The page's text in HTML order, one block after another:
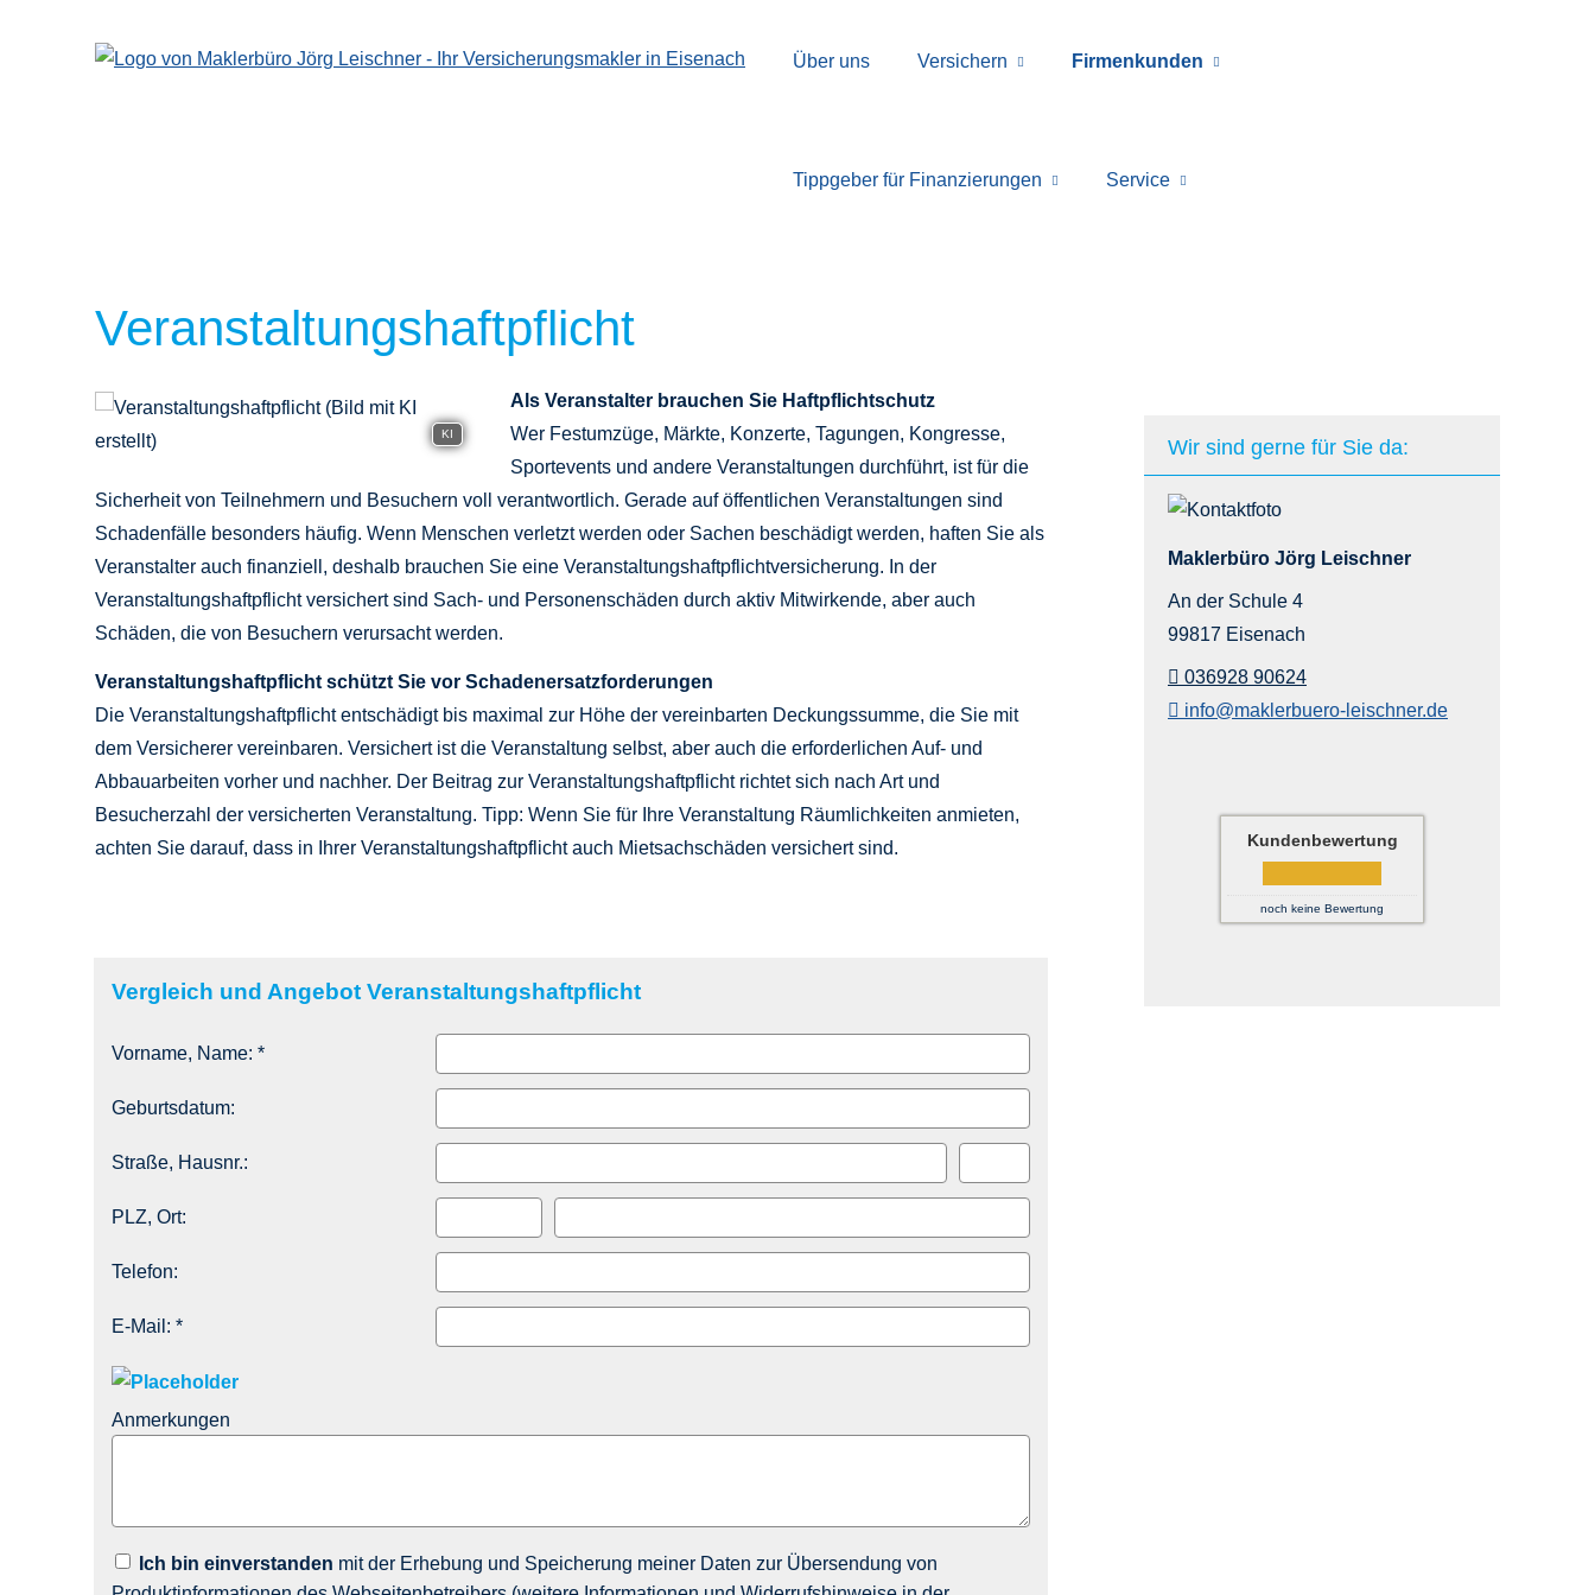
Über uns Versichern Firmenkunden
Tippgeber für Finanzierungen Service
Wir sind gerne für Sie da:
Maklerbüro Jörg Leischner
An der Schule 4
99817 Eisenach
036928 90624
info@maklerbuero-leischner.de
Kundenbewertung
noch keine Bewertung
Veranstaltungshaftpflicht
KI
Als Veranstalter brauchen Sie Haft­pflichtschutz
Wer Festumzüge, Märkte, Konzerte, Tagungen, Kongresse,
Sportevents und andere Veranstaltungen durchführt, ist für die
Sicherheit von Teilnehmern und Besuchern voll verantwortlich. Gerade auf öffentlichen Veranstaltungen sind
Schadenfälle besonders häufig. Wenn Menschen verletzt werden oder Sachen beschädigt werden, haften Sie als
Veranstalter auch finanziell, deshalb brauchen Sie eine Veranstaltungshaftpflichtversicherung. In der
Veranstaltungshaftpflicht versichert sind Sach- und Per­sonenschäden durch aktiv Mitwirkende, aber auch
Schäden, die von Besuchern verursacht werden.
Veranstaltungshaftpflicht schützt Sie vor Schadenersatzforderungen
Die Veranstaltungshaftpflicht entschädigt bis maximal zur Höhe der vereinbarten Deckungs­summe, die Sie mit
dem Versicherer vereinbaren. Versichert ist die Veranstaltung selbst, aber auch die erforderlichen Auf- und
Abbauarbeiten vorher und nachher. Der Beitrag zur Veranstaltungshaftpflicht richtet sich nach Art und
Besucherzahl der versicherten Veranstaltung. Tipp: Wenn Sie für Ihre Veranstaltung Räumlichkeiten anmieten,
achten Sie darauf, dass in Ihrer Veranstaltungshaftpflicht auch Mietsachschäden versichert sind.
Vergleich und Angebot Veranstaltungshaftpflicht
Vorname, Name: *
Geburts­datum:
Straße, Hausnr.:
PLZ, Ort:
Telefon:
E-Mail: *
Anmerkungen
Ich bin einverstanden mit der Erhebung und Speicherung meiner Daten zur Übersendung von